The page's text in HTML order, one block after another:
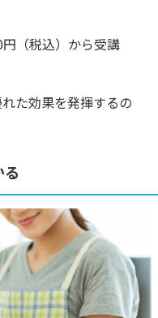
（税込）から受講
た効果を発揮するの